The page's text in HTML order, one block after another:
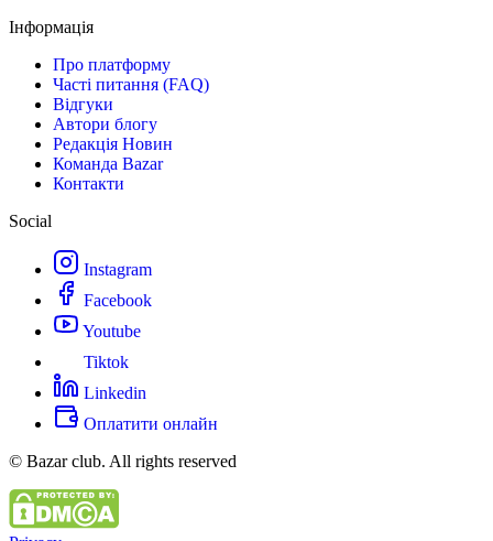
Інформація
Про платформу
Часті питання (FAQ)
Відгуки
Автори блогу
Редакція Новин
Команда Bazar
Контакти
Social
Instagram
Facebook
Youtube
Tiktok
Linkedin
Оплатити онлайн
© Bazar club. All rights reserved